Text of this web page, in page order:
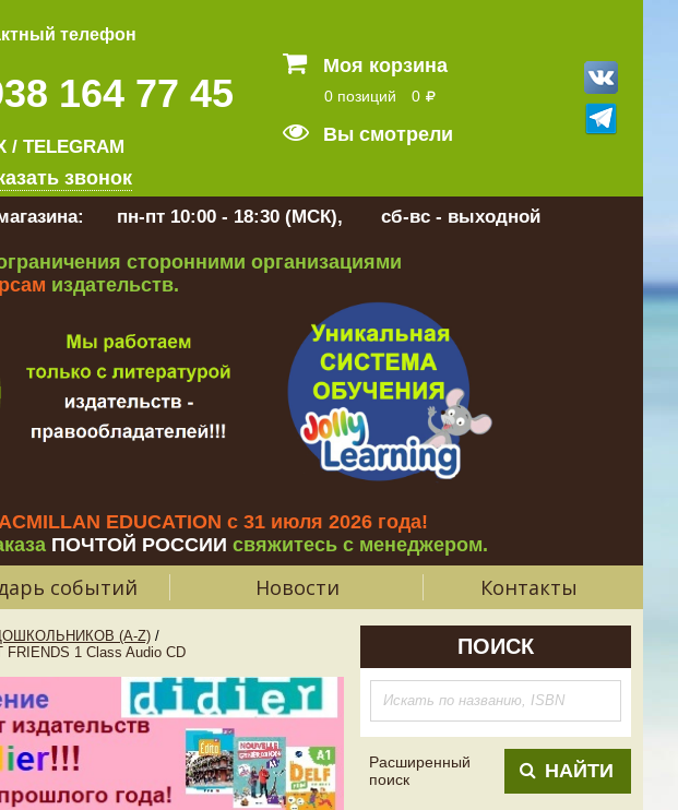
телефон
164 77 45
/ TELEGRAM
звонок
Моя корзина
0 позиций 0
Вы смотрели
пн-пт 10:00 - 18:30 (МСК), сб-вс - выходной
сторонними организациями
издательств.
EDUCATION с 31 июля 2026 года!
ПОЧТОЙ РОССИИ свяжитесь с менеджером.
событий Новости Контакты
(A-Z) /
FRIENDS 1 Class Audio CD ПОИСК
Расширенный
поиск
НАЙТИ